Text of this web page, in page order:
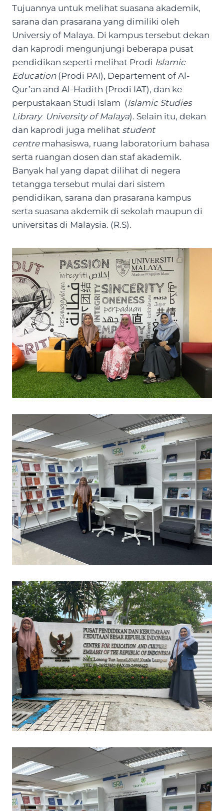
Tujuannya untuk melihat suasana akademik,
sarana dan prasarana yang dimiliki oleh
Universiy of Malaya. Di kampus tersebut dekan
dan kaprodi mengunjungi beberapa pusat
pendidikan seperti melihat Prodi Islamic
Education (Prodi PAI), Departement of Al-
Qur’an and Al-Hadith (Prodi IAT), dan ke
perpustakaan Studi Islam (Islamic Studies
Library University of Malaya). Selain itu, dekan
dan kaprodi juga melihat student
centremahasiswa, ruang laboratorium bahasa
serta ruangan dosen dan staf akademik.
Banyak hal yang dapat dilihat di negera
tetangga tersebut mulai dari sistem
pendidikan, sarana dan prasarana kampus
serta suasana akdemik di sekolah maupun di
universitas di Malaysia. (R.S).